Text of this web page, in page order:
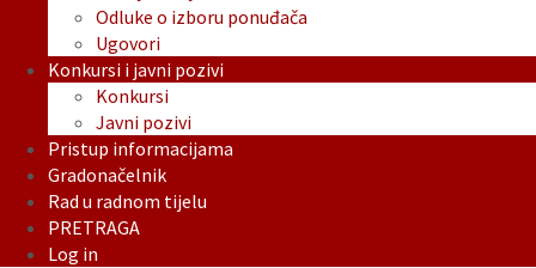
Odluke o izboru ponuđača
Ugovori
Konkursi i javni pozivi
Konkursi
Javni pozivi
Pristup informacijama
Gradonačelnik
Rad u radnom tijelu
PRETRAGA
Log in